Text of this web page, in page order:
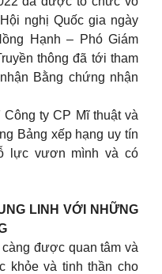
nghị Quốc gia ngày
Hạnh – Phó Giám
thông đã tới tham
Bằng chứng nhận
ty CP Mĩ thuật và
Bảng xếp hạng uy tín
lực vươn mình và có
LINH VỚI NHỮNG
được quan tâm và
khỏe và tinh thần cho